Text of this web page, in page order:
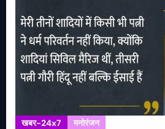
खबर-24x7 मनोरंजन